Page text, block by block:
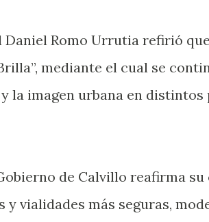
Romo Urrutia refirió
mediante el cual se
la imagen urbana en
de Calvillo reafirma
y vialidades más seguras,